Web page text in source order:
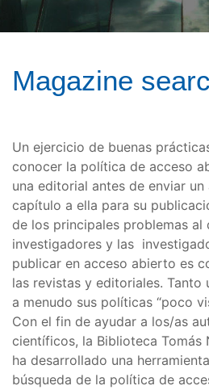
Magazine
Un ejercicio de buenas
conocer la política de acceso
una editorial antes de enviar
capítulo a ella para su
de los principales problemas al
investigadores y las
publicar en acceso abierto es
las revistas y editoriales. Tanto
a menudo sus políticas “poco
Con el fin de ayudar a los/as
científicos, la Biblioteca Tomás
ha desarrollado una
búsqueda de la política de